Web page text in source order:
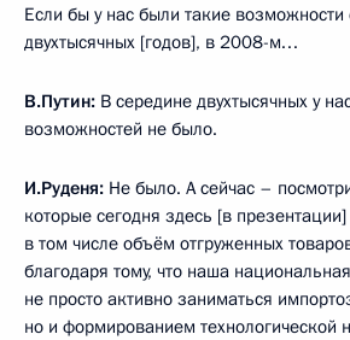
Если бы у нас были такие
двухтысячных [годов], в 2008-м…
В.Путин: В середине двухтысячных у
возможностей не было.
И.Руденя: Не было. А сейчас –
которые сегодня здесь [в
в том числе объём отгруженных
благодаря тому, что наша
не просто активно заниматься
но и формированием технологической